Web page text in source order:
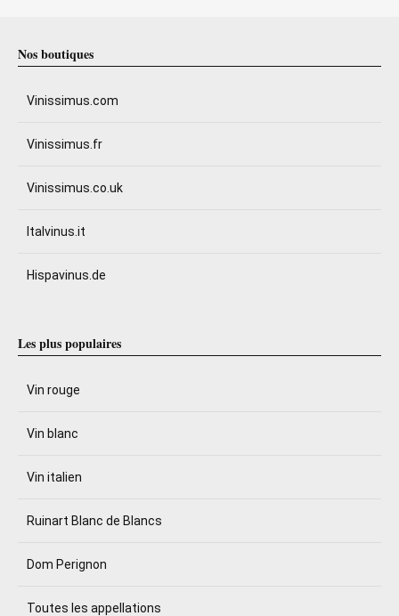
Nos boutiques
Vinissimus.com
Vinissimus.fr
Vinissimus.co.uk
Italvinus.it
Hispavinus.de
Les plus populaires
Vin rouge
Vin blanc
Vin italien
Ruinart Blanc de Blancs
Dom Perignon
Toutes les appellations